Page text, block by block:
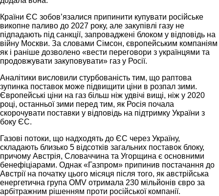
Країни ЄС зобов’язалися припинити купувати російське
викопне паливо до 2027 року, але закупівлі газу не
підпадають під санкції, запроваджені блоком у відповідь на
війну Москви. За словами Сімсон, європейським компаніям
як і раніше дозволено «вести переговори з українцями та
продовжувати закуповувати» газ у Росії.
Аналітики висловили стурбованість тим, що раптова
зупинка поставок може підвищити ціни в розпал зими.
Європейські ціни на газ більш ніж удвічі вищі, ніж у 2020
році, останньої зими перед тим, як Росія почала
скорочувати поставки у відповідь на підтримку України з
боку ЄС.
Газові потоки, що надходять до ЄС через Україну,
складають близько 5 відсотків загальних поставок блоку,
причому Австрія, Словаччина та Угорщина є основними
бенефіціарами. Однак «Газпром» припинив постачання до
Австрії на початку цього місяця після того, як австрійська
енергетична група OMV отримала 230 мільйонів євро за
арбітражним рішенням проти російської компанії.